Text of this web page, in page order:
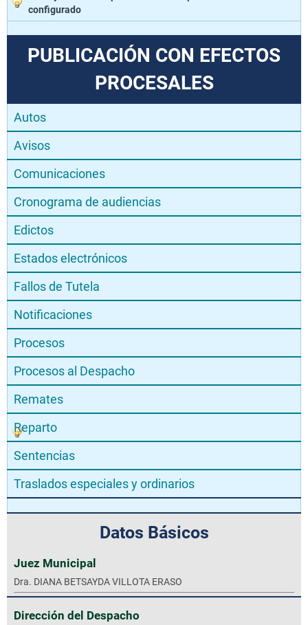
configurado
PUBLICACIÓN CON EFECTOS
PROCESALES
Autos
Avisos
Comunicaciones
Cronograma de audiencias
Edictos
Estados electrónicos
Fallos de Tutela
Notificaciones
Procesos
Procesos al Despacho
Remates
Reparto
Sentencias
Traslados especiales y ordinarios
Datos Básicos
Juez Municipal
Dra. DIANA BETSAYDA VILLOTA ERASO
Dirección del Despacho